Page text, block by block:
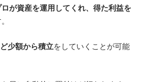
が資産を運用してくれ、得た利益を
少額から積立をしていくことが可能